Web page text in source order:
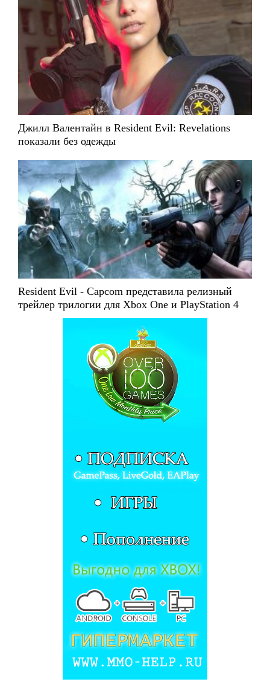
Джилл Валентайн в Resident Evil: Revelations
показали без одежды
Resident Evil - Capcom представила релизный
трейлер трилогии для Xbox One и PlayStation 4